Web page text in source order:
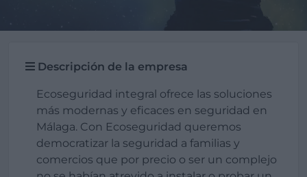
Descripción de la empresa
Ecoseguridad integral ofrece las soluciones
más modernas y eficaces en seguridad en
Málaga. Con Ecoseguridad queremos
democratizar la seguridad a familias y
comercios que por precio o ser un complejo